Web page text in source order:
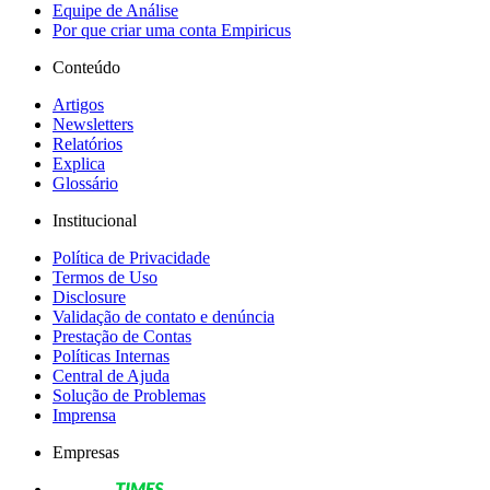
Equipe de Análise
Por que criar uma conta Empiricus
Conteúdo
Artigos
Newsletters
Relatórios
Explica
Glossário
Institucional
Política de Privacidade
Termos de Uso
Disclosure
Validação de contato e denúncia
Prestação de Contas
Políticas Internas
Central de Ajuda
Solução de Problemas
Imprensa
Empresas